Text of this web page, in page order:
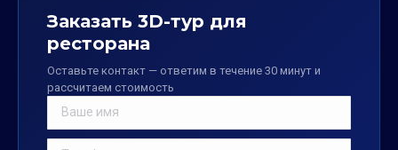
Заказать 3D-тур для
ресторана
Оставьте контакт — ответим в течение 30 минут и
рассчитаем стоимость